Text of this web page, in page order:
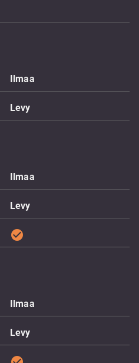
Ilmaa
Levy
Ilmaa
Levy
check_circle
Ilmaa
Levy